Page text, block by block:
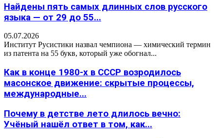
Найдены пять самых длинных слов русского
языка — от 29 до 55...
05.07.2026
Институт Русистики назвал чемпиона — химический термин
из патента на 55 букв, который уже обогнал...
Как в конце 1980-х в СССР возродилось
масонское движение: скрытые процессы,
международные...
Почему в детстве лето длилось вечно:
Учёный нашёл ответ в том, как...